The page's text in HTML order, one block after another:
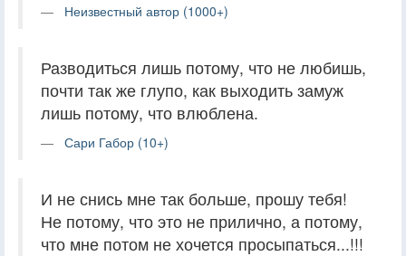
Неизвестный автор (1000+)
Разводиться лишь потому, что не любишь,
почти так же глупо, как выходить замуж
лишь потому, что влюблена.
Сари Габор (10+)
И не снись мне так больше, прошу тебя!
Не потому, что это не прилично, а потому,
что мне потом не хочется просыпаться...!!!